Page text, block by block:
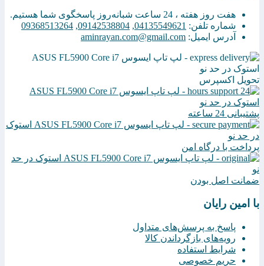
هفت روز هفته ، 24 ساعت شبانه‌روز پاسخگوی شما هستیم.
شماره تلفن: 04135549621
,
09142538804
,
09368513264
آدرس ایمیل: aminrayan.com@gmail.com
تحویل اکسپرس
پشتیبانی 24 ساعته
پرداخت با درگاه امن
ضمانت اصل بودن
با امین رایان
پاسخ به پرسش‌های متداول
رویه‌های بازگرداندن کالا
شرایط استفاده
حریم خصوصی